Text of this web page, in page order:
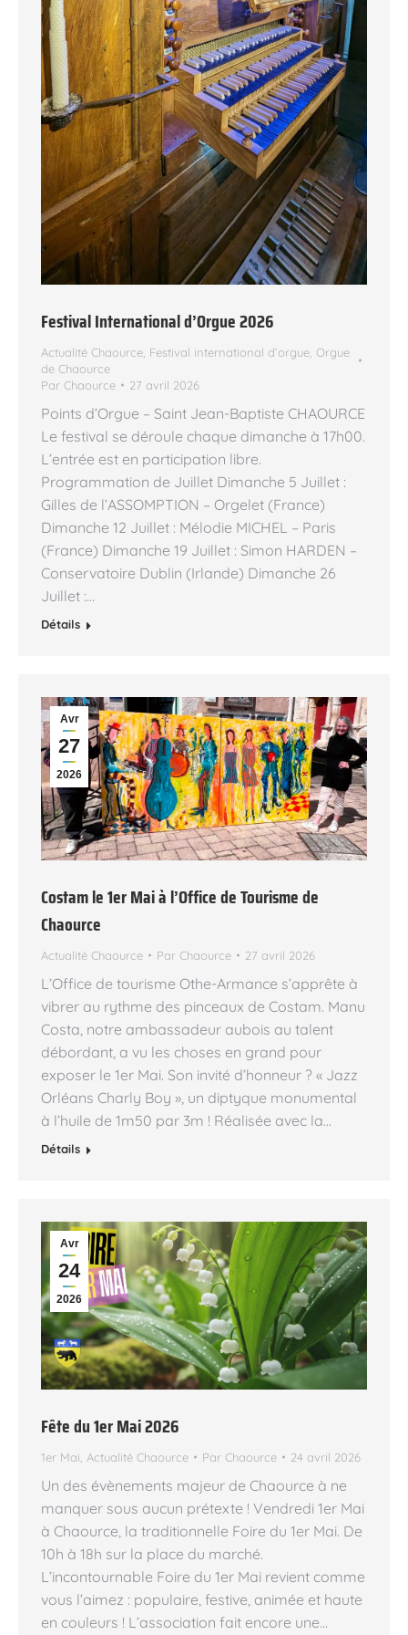
Festival International d’Orgue 2026
Actualité Chaource Festival international d’orgue Orgue
de Chaource
Par Chaource 27 avril 2026
Points d’Orgue – Saint Jean-Baptiste CHAOURCE
Le festival se déroule chaque dimanche à 17h00.
L’entrée est en participation libre.
Programmation de Juillet Dimanche 5 Juillet :
Gilles de l’ASSOMPTION – Orgelet (France)
Dimanche 12 Juillet : Mélodie MICHEL – Paris
(France) Dimanche 19 Juillet : Simon HARDEN –
Conservatoire Dublin (Irlande) Dimanche 26
Juillet :…
Détails
Avr
27
2026
Costam le 1er Mai à l’Office de Tourisme de
Chaource
Actualité Chaource Par Chaource 27 avril 2026
L’Office de tourisme Othe-Armance s’apprête à
vibrer au rythme des pinceaux de Costam. Manu
Costa, notre ambassadeur aubois au talent
débordant, a vu les choses en grand pour
exposer le 1er Mai. Son invité d’honneur ? « Jazz
Orléans Charly Boy », un diptyque monumental
à l’huile de 1m50 par 3m ! Réalisée avec la…
Détails
Avr
24
2026
Fête du 1er Mai 2026
1er Mai Actualité Chaource Par Chaource 24 avril 2026
Un des évènements majeur de Chaource à ne
manquer sous aucun prétexte ! Vendredi 1er Mai
à Chaource, la traditionnelle Foire du 1er Mai. De
10h à 18h sur la place du marché.
L’incontournable Foire du 1er Mai revient comme
vous l’aimez : populaire, festive, animée et haute
en couleurs ! L’association fait encore une…